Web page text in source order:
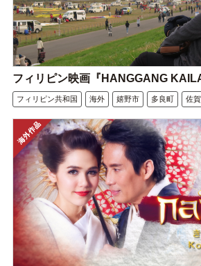
フィリピン映画『HANGGANG
フィリピン共和国 海外 嬉野市 多良町 佐